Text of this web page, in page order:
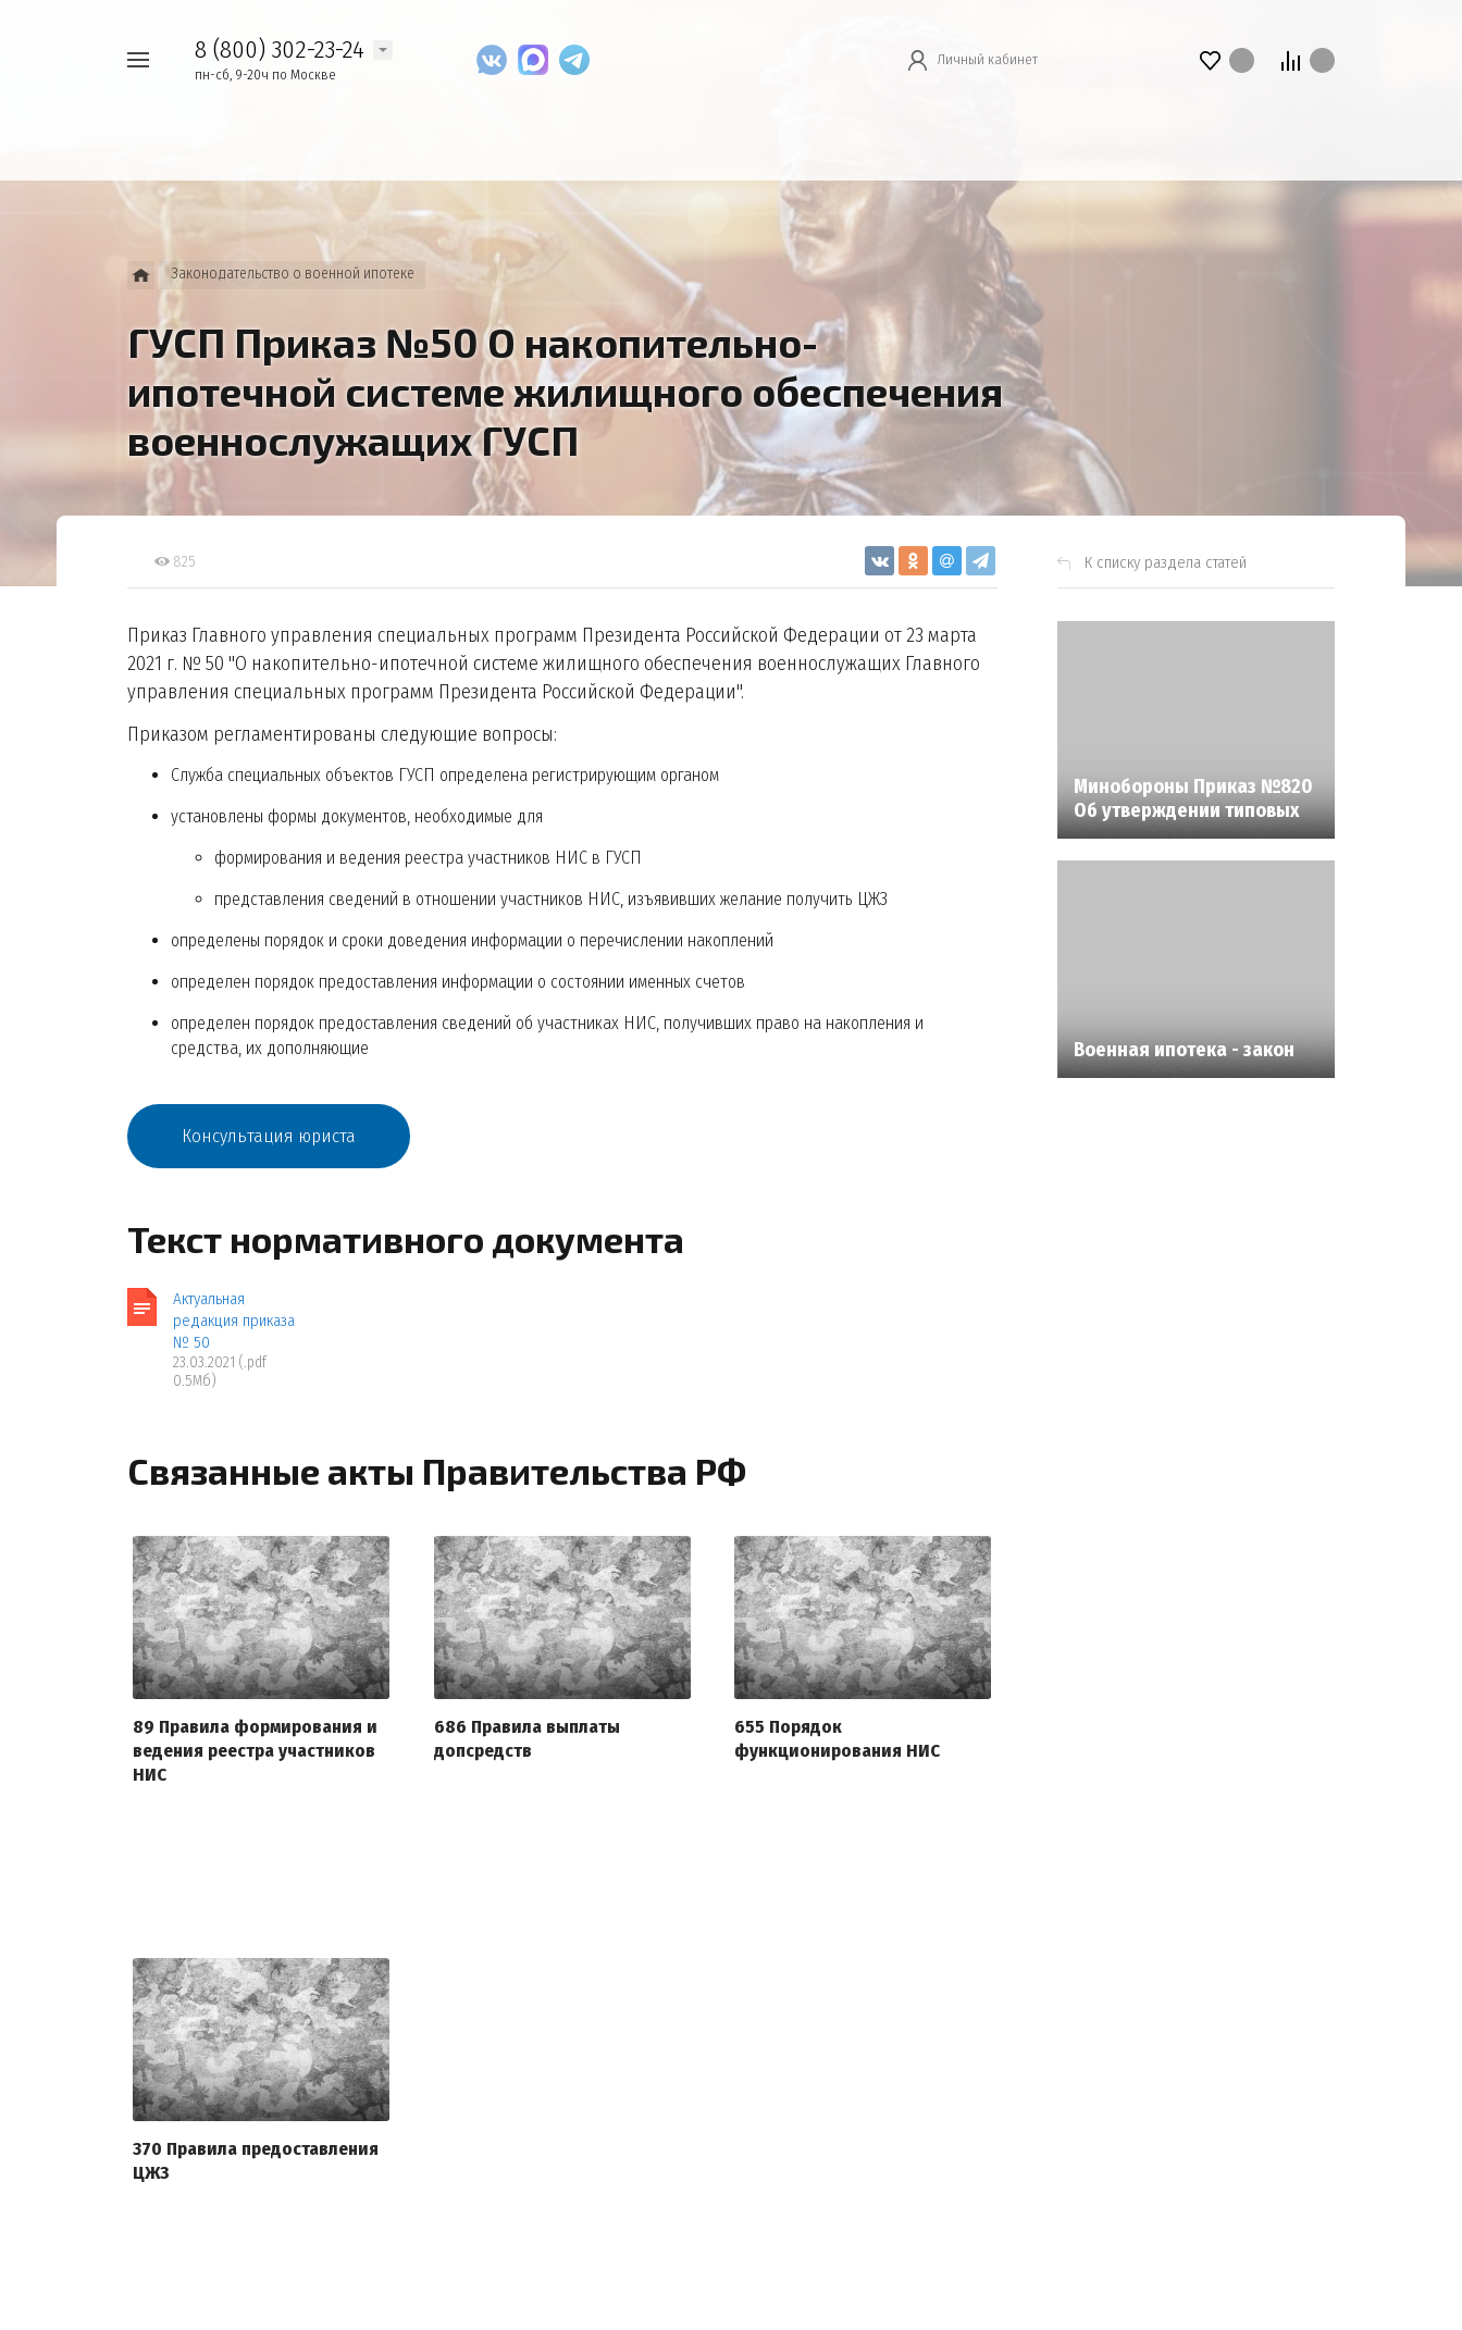
8 (800) 302-23-24
пн-сб, 9-20ч по Москве
Личный кабинет
Законодательство о военной ипотеке
ГУСП Приказ №50 О накопительно-
ипотечной системе жилищного обеспечения
военнослужащих ГУСП
825
Приказ Главного управления специальных программ Президента Российской Федерации от 23 марта
2021 г. № 50 "О накопительно-ипотечной системе жилищного обеспечения военнослужащих Главного
управления специальных программ Президента Российской Федерации".
Приказом регламентированы следующие вопросы:
Служба специальных объектов ГУСП определена регистрирующим органом
установлены формы документов, необходимые для
формирования и ведения реестра участников НИС в ГУСП
представления сведений в отношении участников НИС, изъявивших желание получить ЦЖЗ
определены порядок и сроки доведения информации о перечислении накоплений
определен порядок предоставления информации о состоянии именных счетов
определен порядок предоставления сведений об участниках НИС, получивших право на накопления и
средства, их дополняющие
Консультация юриста
Текст нормативного документа
Актуальная
редакция приказа
№ 50
23.03.2021 (.pdf
0.5Мб)
Связанные акты Правительства РФ
89 Правила формирования и
ведения реестра участников
НИС
686 Правила выплаты
допсредств
655 Порядок
функционирования НИС
370 Правила предоставления
ЦЖЗ
К списку раздела статей
Минобороны Приказ №820
Об утверждении типовых
договоров ЦЖЗ
Военная ипотека - закон